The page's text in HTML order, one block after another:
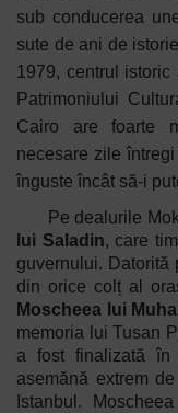
sub conducerea
sute de ani de
1979, centrul
Patrimoniului
Cairo are foarte
necesare zile
înguste încât să-i
Pe dealurile
lui Saladin, care
guvernului. Datorită
din orice colț al
Moscheea lui
memoria lui Tusan
a fost finalizată în
asemănă extrem
Istanbul.